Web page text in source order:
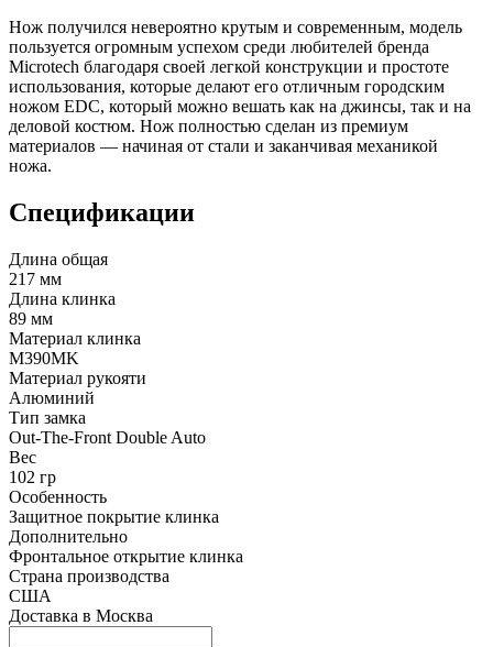
Нож получился невероятно крутым и современным, модель
пользуется огромным успехом среди любителей бренда
Microtech благодаря своей легкой конструкции и простоте
использования, которые делают его отличным городским
ножом EDC, который можно вешать как на джинсы, так и на
деловой костюм. Нож полностью сделан из премиум
материалов — начиная от стали и заканчивая механикой
ножа.
Спецификации
Длина общая
217 мм
Длина клинка
89 мм
Материал клинка
M390MK
Материал рукояти
Алюминий
Тип замка
Out-The-Front Double Auto
Вес
102 гр
Особенность
Защитное покрытие клинка
Дополнительно
Фронтальное открытие клинка
Страна производства
США
Доставка в Москва